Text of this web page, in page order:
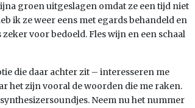
groen uitgeslagen omdat ze een tijd niet
ik ze weer eens met egards behandeld en
voor bedoeld. Fles wijn en een schaal
die daar achter zit – interesseren me
het zijn vooral de woorden die me raken.
Neem nu het nummer